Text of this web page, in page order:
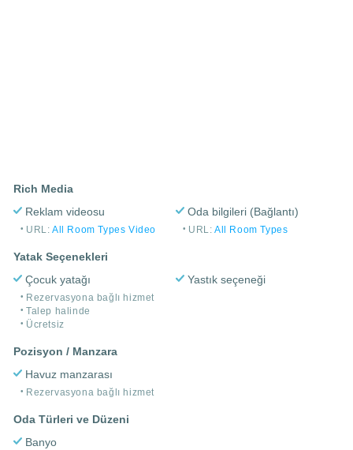
Rich Media
Reklam videosu
URL:All Room Types Video
Oda bilgileri (Bağlantı)
URL:All Room Types
Yatak Seçenekleri
Çocuk yatağı
Rezervasyona bağlı hizmet
Talep halinde
Ücretsiz
Yastık seçeneği
Pozisyon / Manzara
Havuz manzarası
Rezervasyona bağlı hizmet
Oda Türleri ve Düzeni
Banyo